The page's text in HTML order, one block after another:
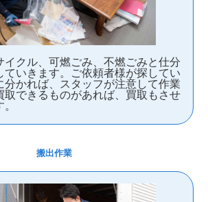
イクル、可燃ごみ、不燃ごみと仕分
ていきます。ご依頼者様が探してい
分かれば、スタッフが注意して作業
取できるものがあれば、買取もさせ
搬出作業